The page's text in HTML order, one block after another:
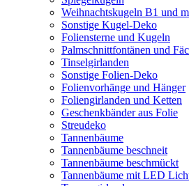
Weihnachtskugeln B1 und
Sonstige Kugel-Deko
Foliensterne und Kugeln
Palmschnittfontänen und
Tinselgirlanden
Sonstige Folien-Deko
Folienvorhänge und Hänger
Foliengirlanden und Ketten
Geschenkbänder aus Folie
Streudeko
Tannenbäume
Tannenbäume beschneit
Tannenbäume beschmückt
Tannenbäume mit LED